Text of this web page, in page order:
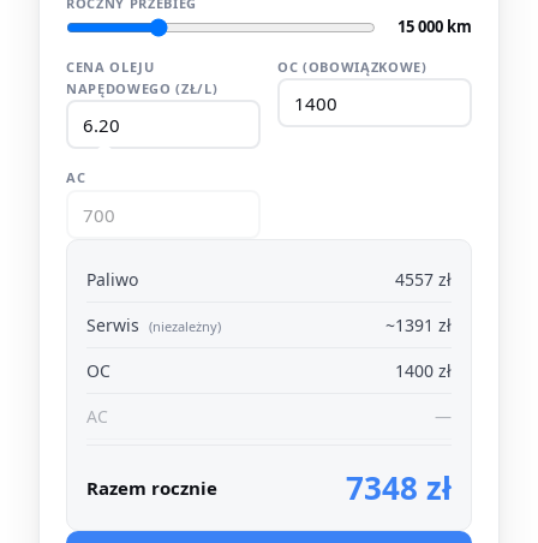
15 000 km
CENA OLEJU
NAPĘDOWEGO (ZŁ/L)
OC (OBOWIĄZKOWE)
AC
Paliwo
4557 zł
Serwis (niezależny)
~1391 zł
OC
1400 zł
AC
—
Razem rocznie 7348 zł